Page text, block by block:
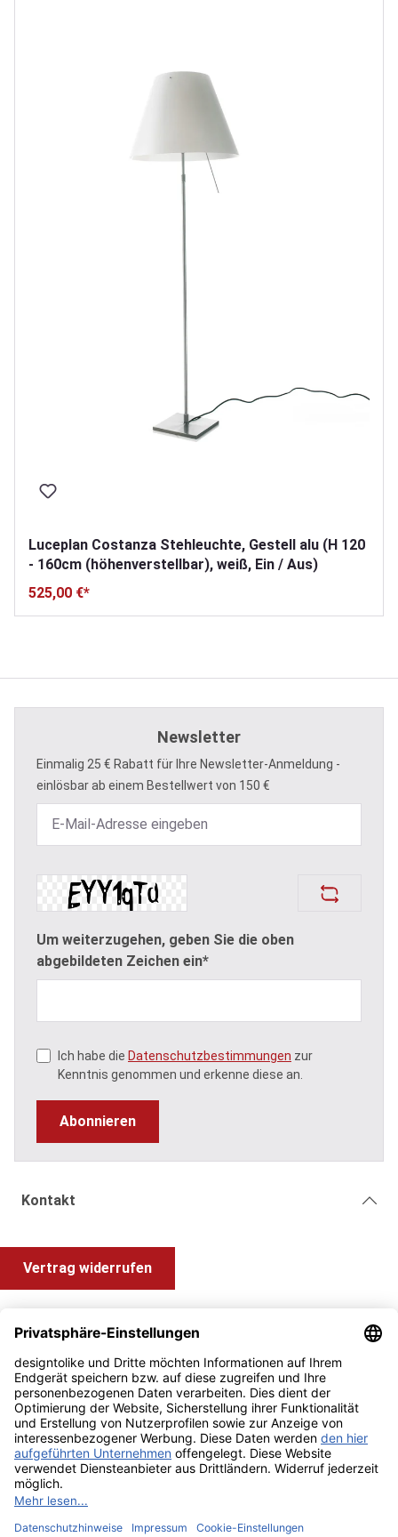
Luceplan Costanza Stehleuchte, Gestell alu (H 120
- 160cm (höhenverstellbar), weiß, Ein / Aus)
525,00 €*
Newsletter
Einmalig 25 € Rabatt für Ihre Newsletter-Anmeldung -
einlösbar ab einem Bestellwert von 150 €
Um weiterzugehen, geben Sie die oben
abgebildeten Zeichen ein*
Ich habe die Datenschutzbestimmungen zur
Kenntnis genommen und erkenne diese an.
Abonnieren
Kontakt
Vertrag widerrufen
Information und Impressum
Zahlung & Versand
Impressum AGB